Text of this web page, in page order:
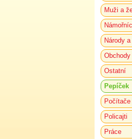
Muži a
Národy
Obchody
Ostatní
Pepíček
Počítače
Policajti
Práce